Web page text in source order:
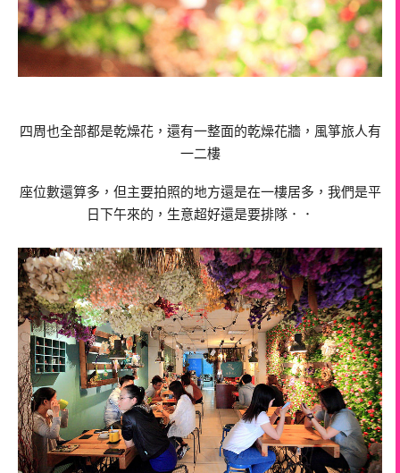
四周也全部都是乾燥花，還有一整面的乾燥花牆，風箏旅人有
一二樓
座位數還算多，但主要拍照的地方還是在一樓居多，我們是平
日下午來的，生意超好還是要排隊．．